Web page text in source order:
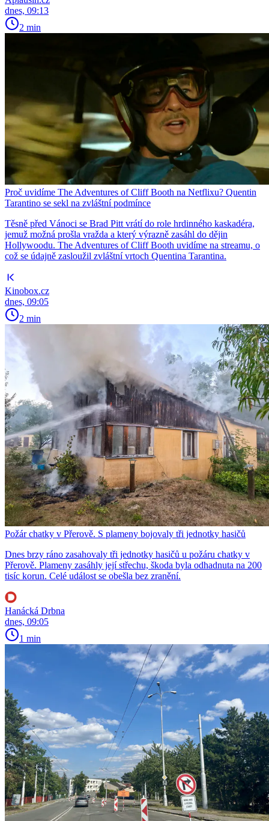
dnes, 09:13
2 min
Proč uvidíme The Adventures of Cliff Booth na Netflixu? Quentin
Tarantino se sekl na zvláštní podmínce
Těsně před Vánoci se Brad Pitt vrátí do role hrdinného kaskadéra,
jemuž možná prošla vražda a který výrazně zasáhl do dějin
Hollywoodu. The Adventures of Cliff Booth uvidíme na streamu, o
což se údajně zasloužil zvláštní vrtoch Quentina Tarantina.
Kinobox.cz
dnes, 09:05
2 min
Požár chatky v Přerově. S plameny bojovaly tři jednotky hasičů
Dnes brzy ráno zasahovaly tři jednotky hasičů u požáru chatky v
Přerově. Plameny zasáhly její střechu, škoda byla odhadnuta na 200
tisíc korun. Celé událost se obešla bez zranění.
Hanácká Drbna
dnes, 09:05
1 min